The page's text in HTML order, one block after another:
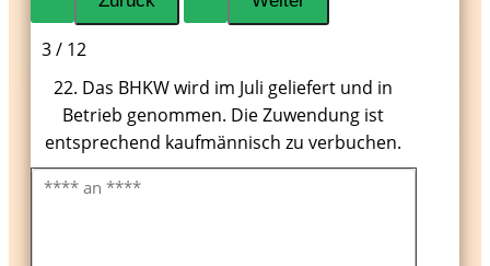
3 / 12
22. Das BHKW wird im Juli geliefert und in
Betrieb genommen. Die Zuwendung ist
entsprechend kaufmännisch zu verbuchen.